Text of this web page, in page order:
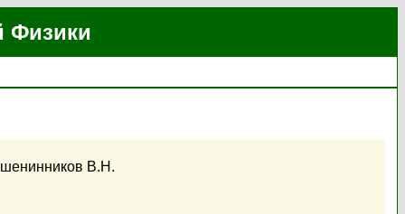
Физики
В.Н.